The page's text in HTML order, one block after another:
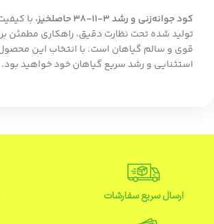
کود جوانه‌زنی و رشد ۳-۱۱-۳۸ حاصلخیز،
با
تولید شده تحت نظارت دقیق، راهکاری مطمئن
قوی و سالم گیاهان است. با انتخاب این
استثنایی و رشد سریع گیاهان خود خواهید بود.
ارسال سریع سفارشات